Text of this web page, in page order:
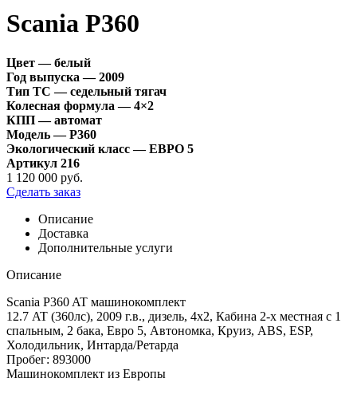
Scania P360
Цвет — белый
Год выпуска — 2009
Тип ТС — седельный тягач
Колесная формула — 4×2
КПП — автомат
Модель — P360
Экологический класс — ЕВРО 5
Артикул 216
1 120 000 руб.
Сделать заказ
Описание
Доставка
Дополнительные услуги
Описание
Scania P360 AT машинокомплект
12.7 AT (360лс), 2009 г.в., дизель, 4х2, Кабина 2-х местная с 1
спальным, 2 бака, Евро 5, Автономка, Круиз, ABS, ESP,
Холодильник, Интарда/Ретарда
Пробег: 893000
Машинокомплект из Европы